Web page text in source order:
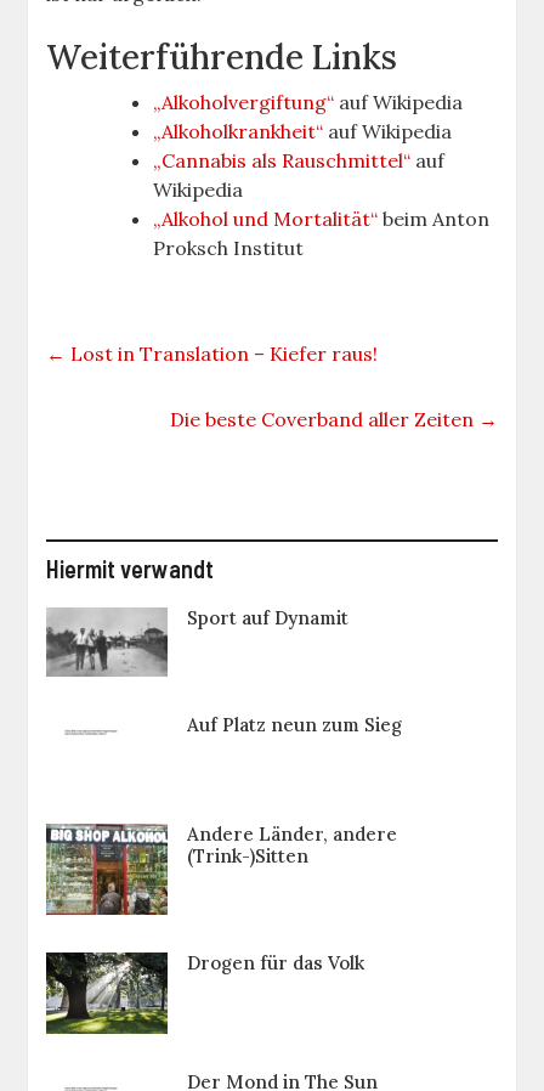
Weiterführende Links
„Alkoholvergiftung“ auf Wikipedia
„Alkoholkrankheit“ auf Wikipedia
„Cannabis als Rauschmittel“ auf
Wikipedia
„Alkohol und Mortalität“ beim Anton
Proksch Institut
← Lost in Translation – Kiefer raus!
Die beste Coverband aller Zeiten →
Hiermit verwandt
Sport auf Dynamit
Auf Platz neun zum Sieg
Andere Länder, andere
(Trink-)Sitten
Drogen für das Volk
Der Mond in The Sun